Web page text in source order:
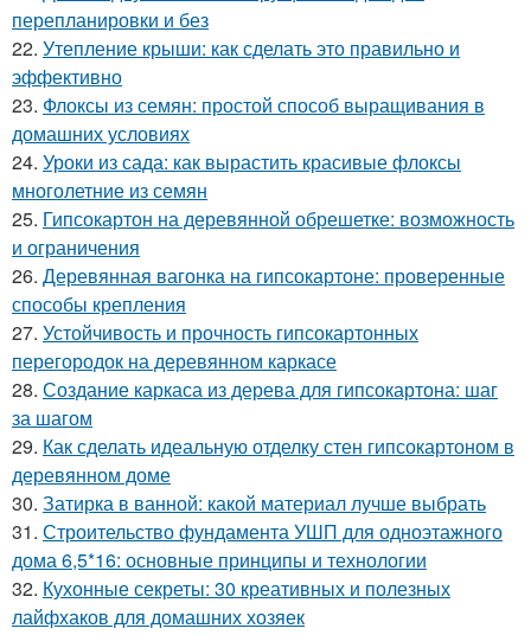
перепланировки и без
22. Утепление крыши: как сделать это правильно и
эффективно
23. Флоксы из семян: простой способ выращивания в
домашних условиях
24. Уроки из сада: как вырастить красивые флоксы
многолетние из семян
25. Гипсокартон на деревянной обрешетке: возможность
и ограничения
26. Деревянная вагонка на гипсокартоне: проверенные
способы крепления
27. Устойчивость и прочность гипсокартонных
перегородок на деревянном каркасе
28. Создание каркаса из дерева для гипсокартона: шаг
за шагом
29. Как сделать идеальную отделку стен гипсокартоном в
деревянном доме
30. Затирка в ванной: какой материал лучше выбрать
31. Строительство фундамента УШП для одноэтажного
дома 6,5*16: основные принципы и технологии
32. Кухонные секреты: 30 креативных и полезных
лайфхаков для домашних хозяек